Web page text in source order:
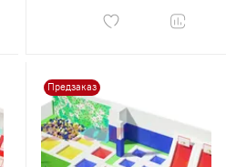
Предзаказ